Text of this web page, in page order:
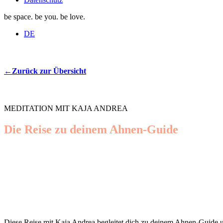
be space. be you. be love.
DE
←Zurück zur Übersicht
MEDITATION MIT KAJA ANDREA
Die Reise zu deinem Ahnen-Guide